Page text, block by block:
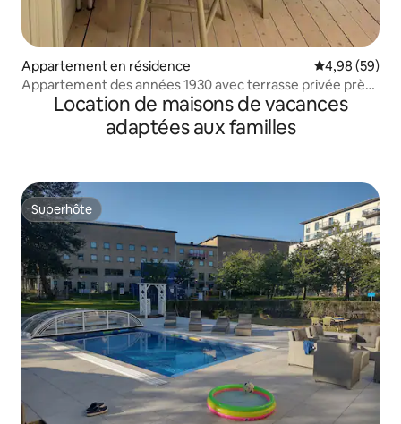
Appartement en résidence Évaluation
4,98 (59)
Appartement des années 1930 avec terrasse privée près
de Liseberg
Location de maisons de vacances
adaptées aux familles
Superhôte
Superhôte